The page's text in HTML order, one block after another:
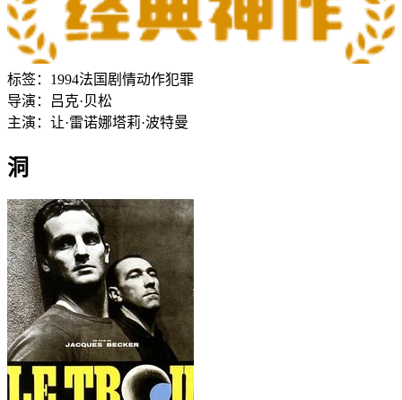
标签： 1994法国 剧情动作犯罪
导演：
吕克·贝松
主演： 让·雷诺娜塔莉·波特曼
洞